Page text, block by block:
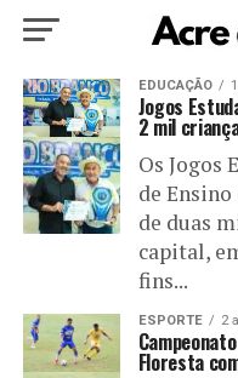
HOME POLÍTICA
EDUCAÇÃO
EDUCAÇÃO
Jogos
2 mil
Os Jogos
de
de duas
capital,
fins...
ESPORTE 2
Floresta